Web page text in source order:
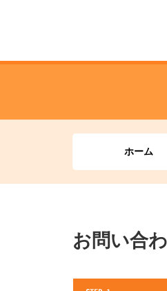
ホーム
お問い合